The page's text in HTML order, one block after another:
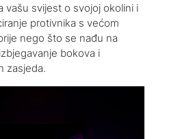
vašu svijest o svojoj okolini i
protivnika s većom
nego što se nađu na
bokova i
zasjeda.